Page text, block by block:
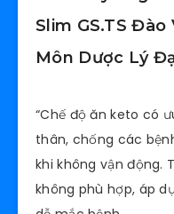
Slim GS.TS
Môn Dược Lý
“Chế độ ăn keto có
thân, chống các
khi không vận động.
không phù hợp, áp